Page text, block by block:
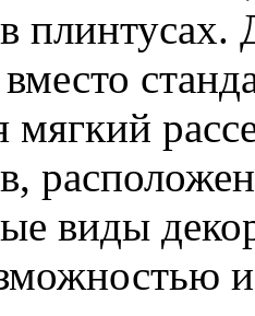
плинтусах.
мягкий
виды